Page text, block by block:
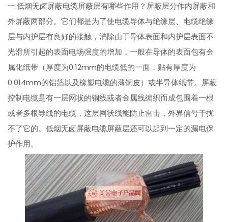
一.低烟无卤屏蔽电缆屏蔽层有哪些作用？屏蔽层分作内屏蔽和
外屏蔽两部分。它们都是为了使电缆导体与绝缘层、电缆绝缘
层与内护层有良好的接触，消除由于导体表面和内护层表面不
光滑所引起的表面电场强度的增加，一般在导体的表面包有金
属化纸带（厚度为0.12mm的电缆低的一面，贴有厚度为
0.014mm的铝箔以及橡塑电缆的薄铜皮）或半导体纸带。屏蔽
控制电缆是有一层网状的铜线或者金属线编织而成包围着一根
或者多根导线的电缆，这层网状线能防止雷击，外界信号干扰
不了它的。低烟无卤屏蔽电缆屏蔽层还可以起到一定的漏电保
护作用。